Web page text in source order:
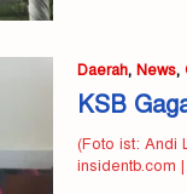
Daerah, News,
KSB
(Foto ist: Andi
insidentb.com